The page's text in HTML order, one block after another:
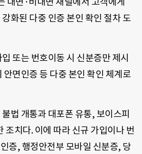
화된 다중 인증 본인 확인 절차 도
또는 번호이동 시 신분증만 제시
안면인증 등 다중 본인 확인 체계로
법 개통과 대포폰 유통, 보이스피
조치다. 이에 따라 신규 가입이나 번
증, 행정안전부 모바일 신분증, 당